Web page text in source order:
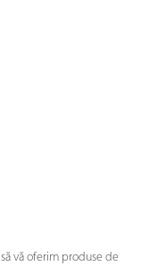
vă oferim produse de